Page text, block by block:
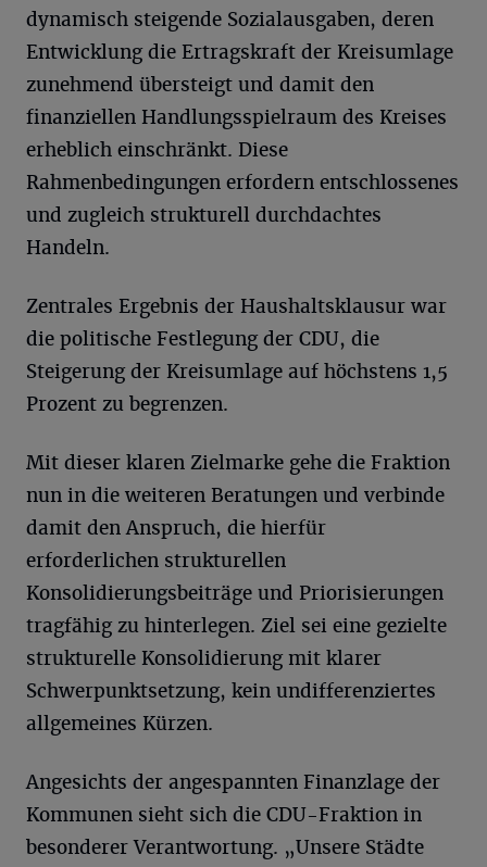
dynamisch steigende Sozialausgaben, deren
Entwicklung die Ertragskraft der Kreisumlage
zunehmend übersteigt und damit den
finanziellen Handlungsspielraum des Kreises
erheblich einschränkt. Diese
Rahmenbedingungen erfordern entschlossenes
und zugleich strukturell durchdachtes
Handeln.
Zentrales Ergebnis der Haushaltsklausur war
die politische Festlegung der CDU, die
Steigerung der Kreisumlage auf höchstens 1,5
Prozent zu begrenzen.
Mit dieser klaren Zielmarke gehe die Fraktion
nun in die weiteren Beratungen und verbinde
damit den Anspruch, die hierfür
erforderlichen strukturellen
Konsolidierungsbeiträge und Priorisierungen
tragfähig zu hinterlegen. Ziel sei eine gezielte
strukturelle Konsolidierung mit klarer
Schwerpunktsetzung, kein undifferenziertes
allgemeines Kürzen.
Angesichts der angespannten Finanzlage der
Kommunen sieht sich die CDU-Fraktion in
besonderer Verantwortung. „Unsere Städte